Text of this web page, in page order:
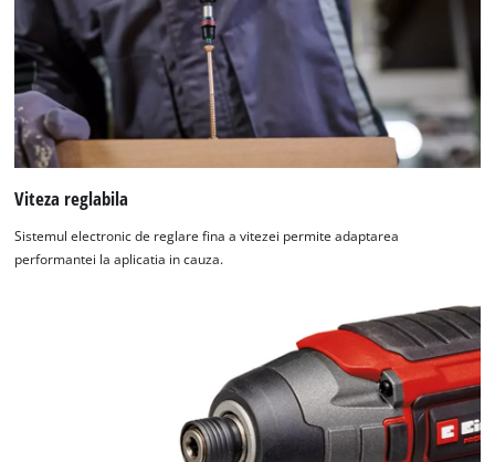
Viteza reglabila
Sistemul electronic de reglare fina a vitezei permite adaptarea
performantei la aplicatia in cauza.